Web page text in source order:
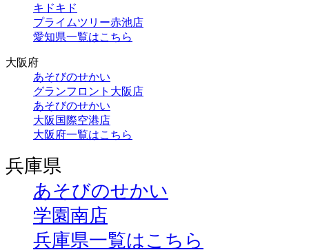
キドキド
プライムツリー赤池店
愛知県一覧はこちら
大阪府
あそびのせかい
グランフロント大阪店
あそびのせかい
大阪国際空港店
大阪府一覧はこちら
兵庫県
あそびのせかい
学園南店
兵庫県一覧はこちら